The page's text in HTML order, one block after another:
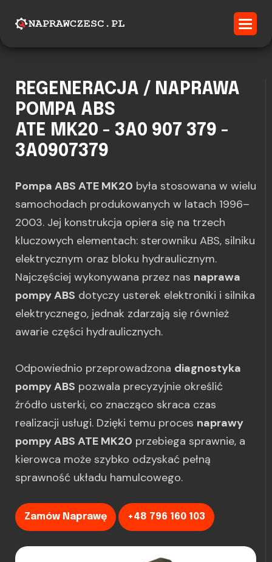
REGENERACJA / NAPRAWA
POMPA ABS
ATE MK20 - 3A0 907 379 -
3A0907379
Pompa ABS ATE MK20 była stosowana w wielu
samochodach produkowanych w latach 1996–
2003. Jej konstrukcja opiera się na trzech
kluczowych elementach: sterowniku ABS, silniku
elektrycznym oraz bloku hydraulicznym.
Najczęściej wykonywana przez nas naprawa
pompy ABS dotyczy usterek elektroniki i silnika
elektrycznego, jednak zdarzają się również
awarie części hydraulicznych.
Odpowiednio przeprowadzona diagnostyka
pompy ABS pozwala precyzyjnie określić
źródło usterki, co znacząco skraca czas
realizacji usługi. Dzięki temu proces naprawy
pompy ABS ATE MK20 przebiega sprawnie, a
kierowca może szybko odzyskać pełną
sprawność układu hamulcowego.
Zamów Naprawę +48 796 160 103